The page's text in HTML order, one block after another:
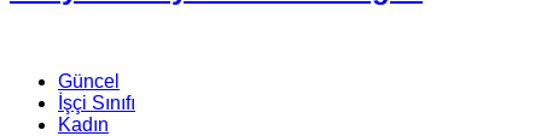
Güncel
İşçi Sınıfı
Kadın